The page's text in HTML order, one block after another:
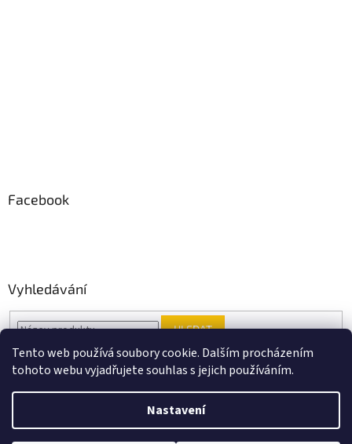
Tento web používá soubory cookie. Dalším procházením
tohoto webu vyjadřujete souhlas s jejich používáním.
Nastavení
Facebook
Vyhledávání
HLEDAT